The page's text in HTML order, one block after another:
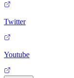
Twitter
Youtube